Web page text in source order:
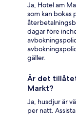
Ja, Hotel am
som kan bokas
dagar före
gäller.
Är det
Markt?
Ja, husdjur är
per natt.